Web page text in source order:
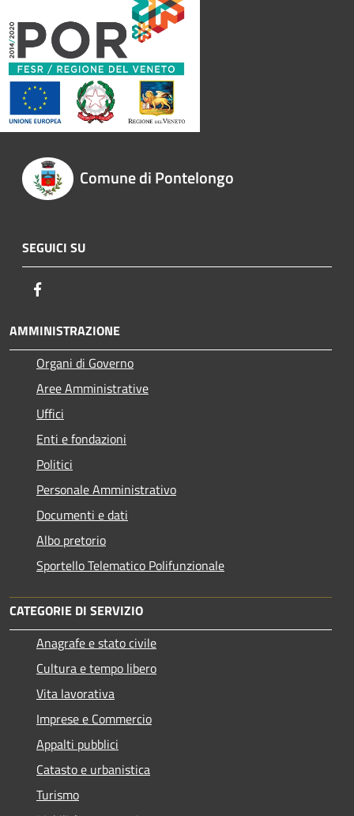
Comune di Pontelongo
SEGUICI SU
AMMINISTRAZIONE
Organi di Governo
Aree Amministrative
Uffici
Enti e fondazioni
Politici
Personale Amministrativo
Documenti e dati
Albo pretorio
Sportello Telematico Polifunzionale
CATEGORIE DI SERVIZIO
Anagrafe e stato civile
Cultura e tempo libero
Vita lavorativa
Imprese e Commercio
Appalti pubblici
Catasto e urbanistica
Turismo